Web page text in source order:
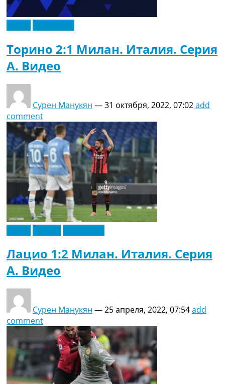
Торино 2:1 Милан. Италия. Серия
A. Видео
Сурен Манукян —31 октября, 2022, 07:02add
comment
Лацио 1:2 Милан. Италия. Серия
A. Видео
Сурен Манукян —25 апреля, 2022, 07:54add
comment